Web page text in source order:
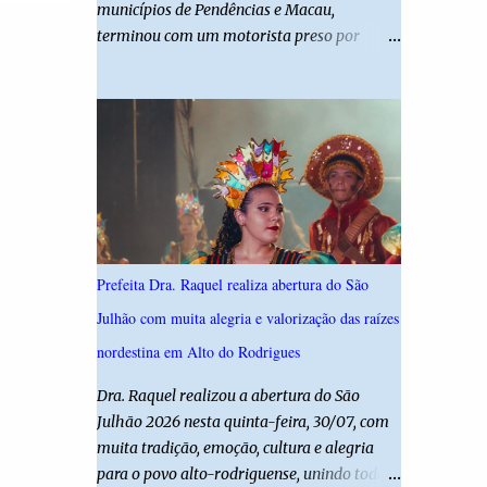
desta edição reforça o compromisso da
administração da Prefeita Dra. Raquel com o
populares em uma festa segura, org...
municípios de Pendências e Macau,
terminou com um motorista preso por
acordo com a Polícia Militar, o condutor
apresentava evidentes sinais de embriaguez
no momento da ocorrência. Ele foi
encaminhado à delegacia, onde foi autuado
em flagrante. O exame pericial para
confirmar a concentração de álcool no
organismo ainda está em andamento. A
vítima é um menino de 11 anos, que sofreu
ferimentos graves no acidente. Após os
primeiros atendimentos, ele foi entubado e
para o Hospital Monsenhor Walfredo
Gurgel, em Natal, onde permanece internado
sob cuidados médicos especializados.
Segundo informações da Polícia Militar, a
Prefeita Dra. Raquel realiza abertura do São
Julhão com muita alegria e valorização das raízes
nordestina em Alto do Rodrigues
Dra. Raquel realizou a abertura do São
Julhão 2026 nesta quinta-feira, 30/07, com
muita tradição, emoção, cultura e alegria
para o povo alto-rodriguense, unindo todas